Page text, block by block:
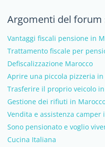
Argomenti del forum
Vantaggi fiscali pensione in
Trattamento fiscale per
Defiscalizzazione Marocco
Aprire una piccola pizzeria in
Trasferire il proprio veicolo
Gestione dei rifiuti in
Vendita e assistenza camper
Sono pensionato e voglio
Cucina Italiana